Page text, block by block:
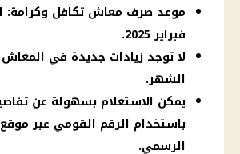
فبراير 2025.
لا توجد زيادات جديدة في
الشهر.
يمكن الاستعلام بسهولة عن
باستخدام الرقم القومي عبر موقع
الرسمي.